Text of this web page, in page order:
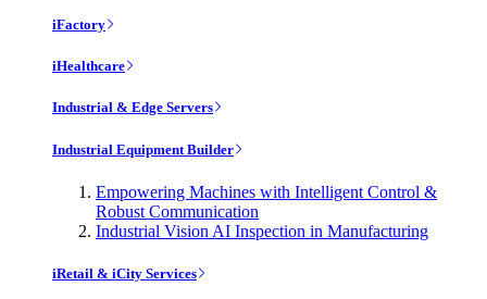
iFactory
iHealthcare
Industrial & Edge Servers
Industrial Equipment Builder
Empowering Machines with Intelligent Control &
Robust Communication
Industrial Vision AI Inspection in Manufacturing
iRetail & iCity Services